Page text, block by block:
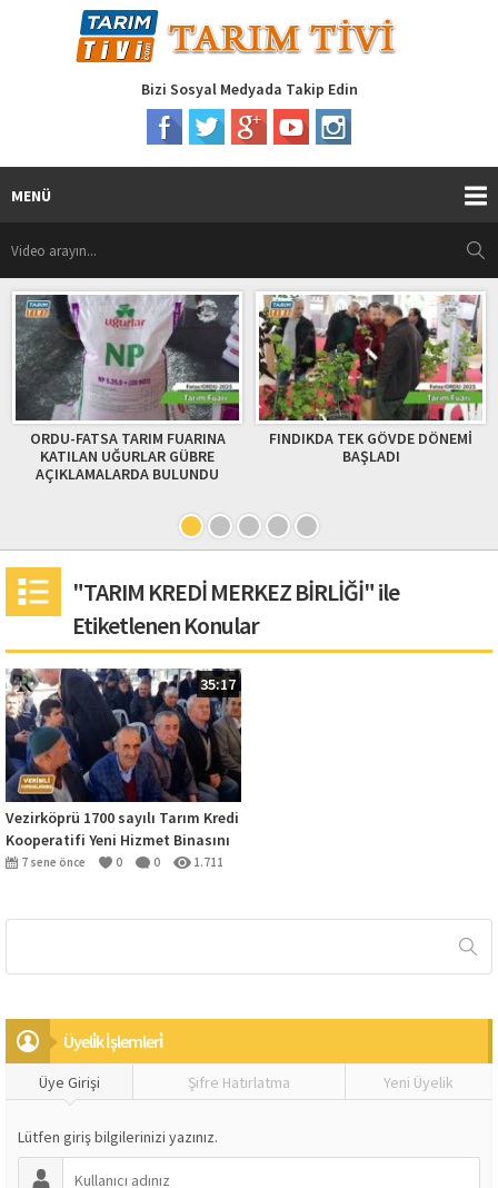
Bizi Sosyal Medyada Takip Edin
MENÜ
FUARINA
GÜBRE
BULUNDU
FINDIKDA TEK GÖVDE DÖNEMİ
ZİRAATCI
ve YUMUŞAK
"TARIM KREDİ MERKEZ BİRLİĞİ" ile
Etiketlenen Konular
35:17
Vezirköprü 1700 sayılı Tarım Kredi
Kooperatifi Yeni Hizmet Binasını
Törenle açtı.
7 sene önce 0 0 1.711
Üyeli̇k İşlemleri̇
Üye Girişi Şifre Hatırlatma Yeni Üyelik
Lütfen giriş bilgilerinizi yazınız.